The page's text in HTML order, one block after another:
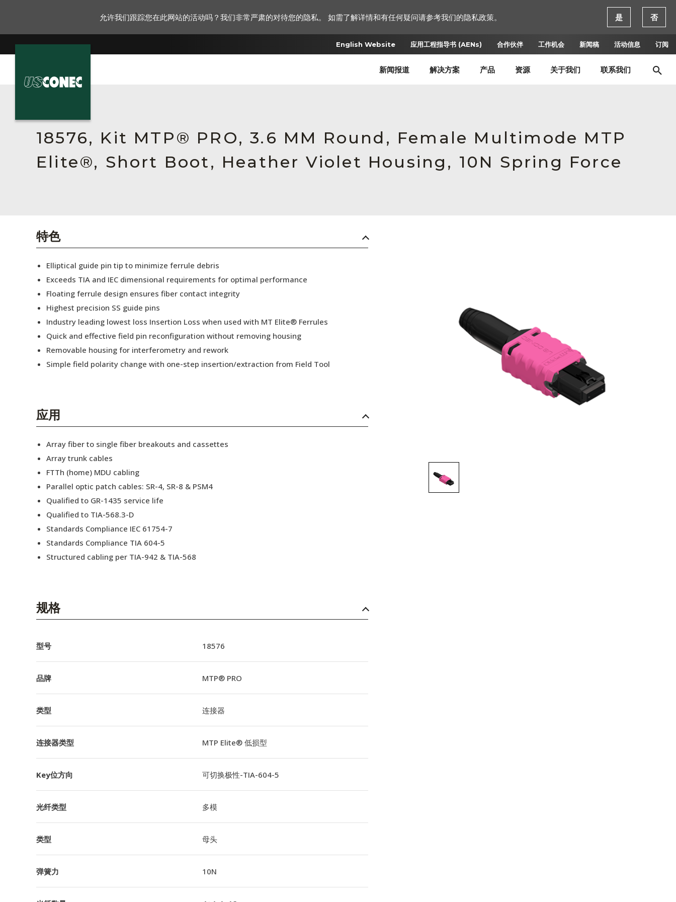
English Website 应用工程指导书 (AENs) 合作伙伴 工作机会 新闻稿 活动信息 订阅
新闻报道 解决方案 产品 资源 关于我们 联系我们
English Website
应用工程指导书 (AENs)
工作机会
活动信息
18576, Kit MTP® PRO, 3.6 MM Round, Female Multimode MTP
Elite®, Short Boot, Heather Violet Housing, 10N Spring Force
特色
Elliptical guide pin tip to minimize ferrule debris
Exceeds TIA and IEC dimensional requirements for optimal performance
Floating ferrule design ensures fiber contact integrity
Highest precision SS guide pins
Industry leading lowest loss Insertion Loss when used with MT Elite® Ferrules
Quick and effective field pin reconfiguration without removing housing
Removable housing for interferometry and rework
Simple field polarity change with one-step insertion/extraction from Field Tool
应用
Array fiber to single fiber breakouts and cassettes
Array trunk cables
FTTh (home) MDU cabling
Parallel optic patch cables: SR-4, SR-8 & PSM4
Qualified to GR-1435 service life
Qualified to TIA-568.3-D
Standards Compliance IEC 61754-7
Standards Compliance TIA 604-5
Structured cabling per TIA-942 & TIA-568
规格
型号 18576
品牌 MTP® PRO
类型 连接器
连接器类型 MTP Elite® 低损型
Key位方向 可切换极性-TIA-604-5
光纤类型 多模
类型 母头
弹簧力 10N
允许我们跟踪您在此网站的活动吗？我们非常严肃的对待您的隐私。 如需了解详情和有任何疑问请参考我们的隐私政策。 是 否